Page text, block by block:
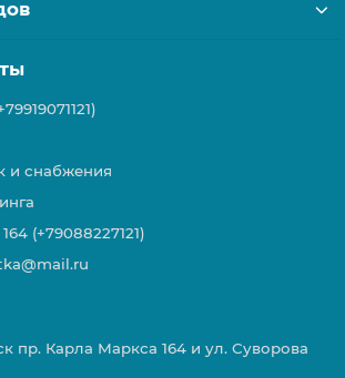
и снабжения
(+79088227121)
пр. Карла Маркса 164 и ул. Суворова